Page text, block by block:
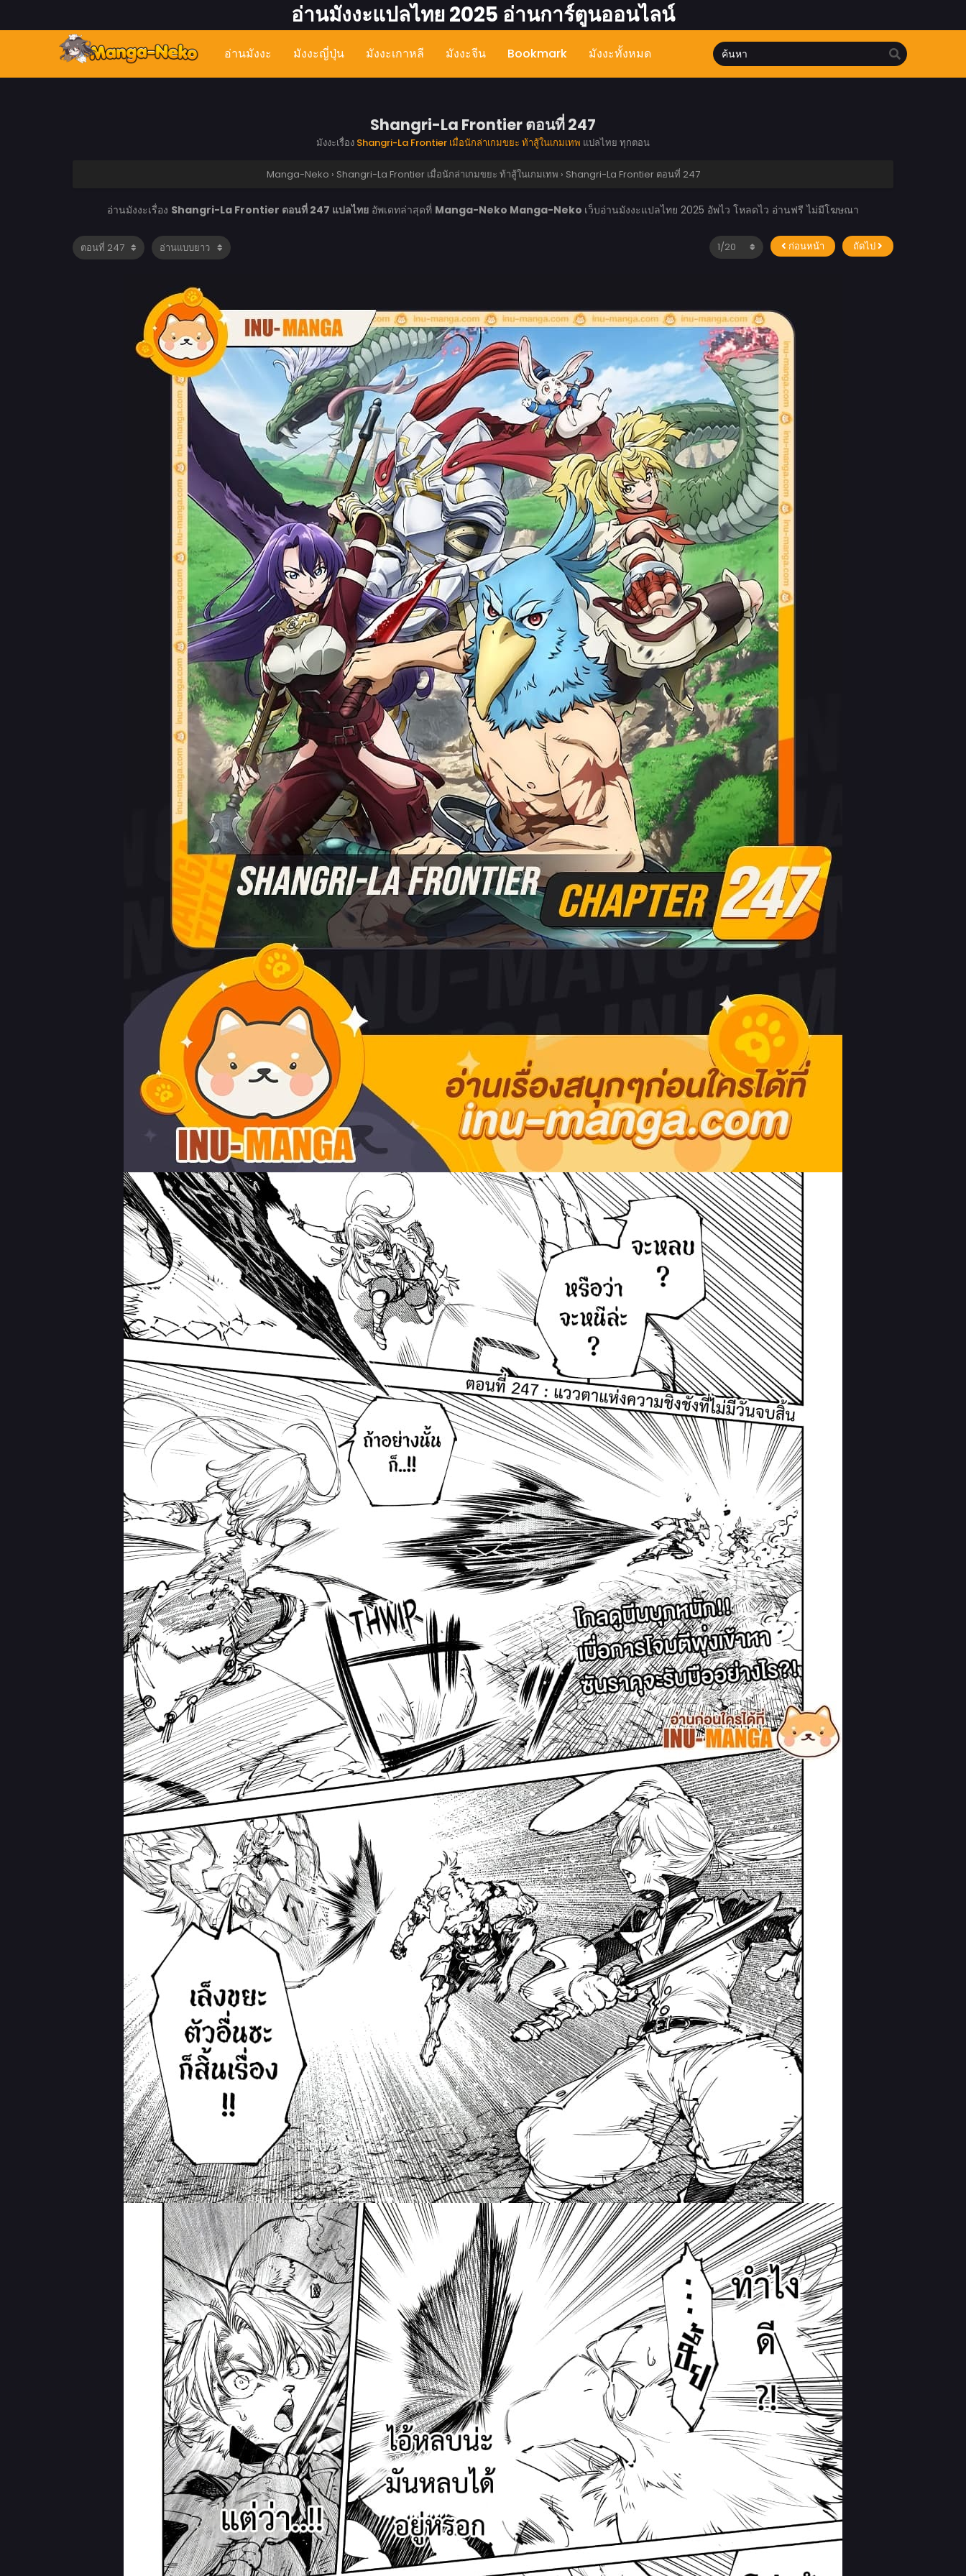
อ่านมังงะแปลไทย 2025 อ่านการ์ตูนออนไลน์
อ่านมังงะ มังงะญี่ปุ่น มังงะเกาหลี มังงะจีน Bookmark มังงะทั้งหมด
Shangri-La Frontier ตอนที่ 247
มังงะเรื่อง Shangri-La Frontier เมื่อนักล่าเกมขยะ ท้าสู้ในเกมเทพ แปลไทย ทุกตอน
Manga-Neko › Shangri-La Frontier เมื่อนักล่าเกมขยะ ท้าสู้ในเกมเทพ › Shangri-La Frontier ตอนที่ 247
อ่านมังงะเรื่อง Shangri-La Frontier ตอนที่ 247 แปลไทย อัพเดทล่าสุดที่ Manga-Neko Manga-Neko เว็บอ่านมังงะแปลไทย 2025 อัพไว โหลดไว อ่านฟรี ไม่มีโฆษณา
ก่อนหน้า ถัดไป